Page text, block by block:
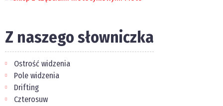
Z naszego słowniczka
Ostrość widzenia
Pole widzenia
Drifting
Czterosuw